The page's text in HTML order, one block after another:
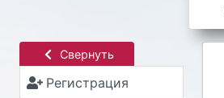
Свернуть
Регистрация